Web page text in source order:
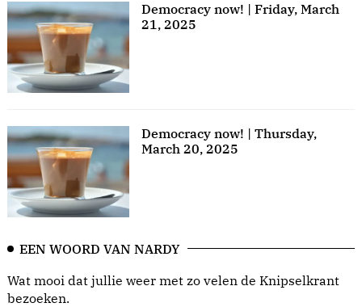
Democracy now! | Friday, March
21, 2025
Democracy now! | Thursday,
March 20, 2025
EEN WOORD VAN NARDY
Wat mooi dat jullie weer met zo velen de Knipselkrant
bezoeken.